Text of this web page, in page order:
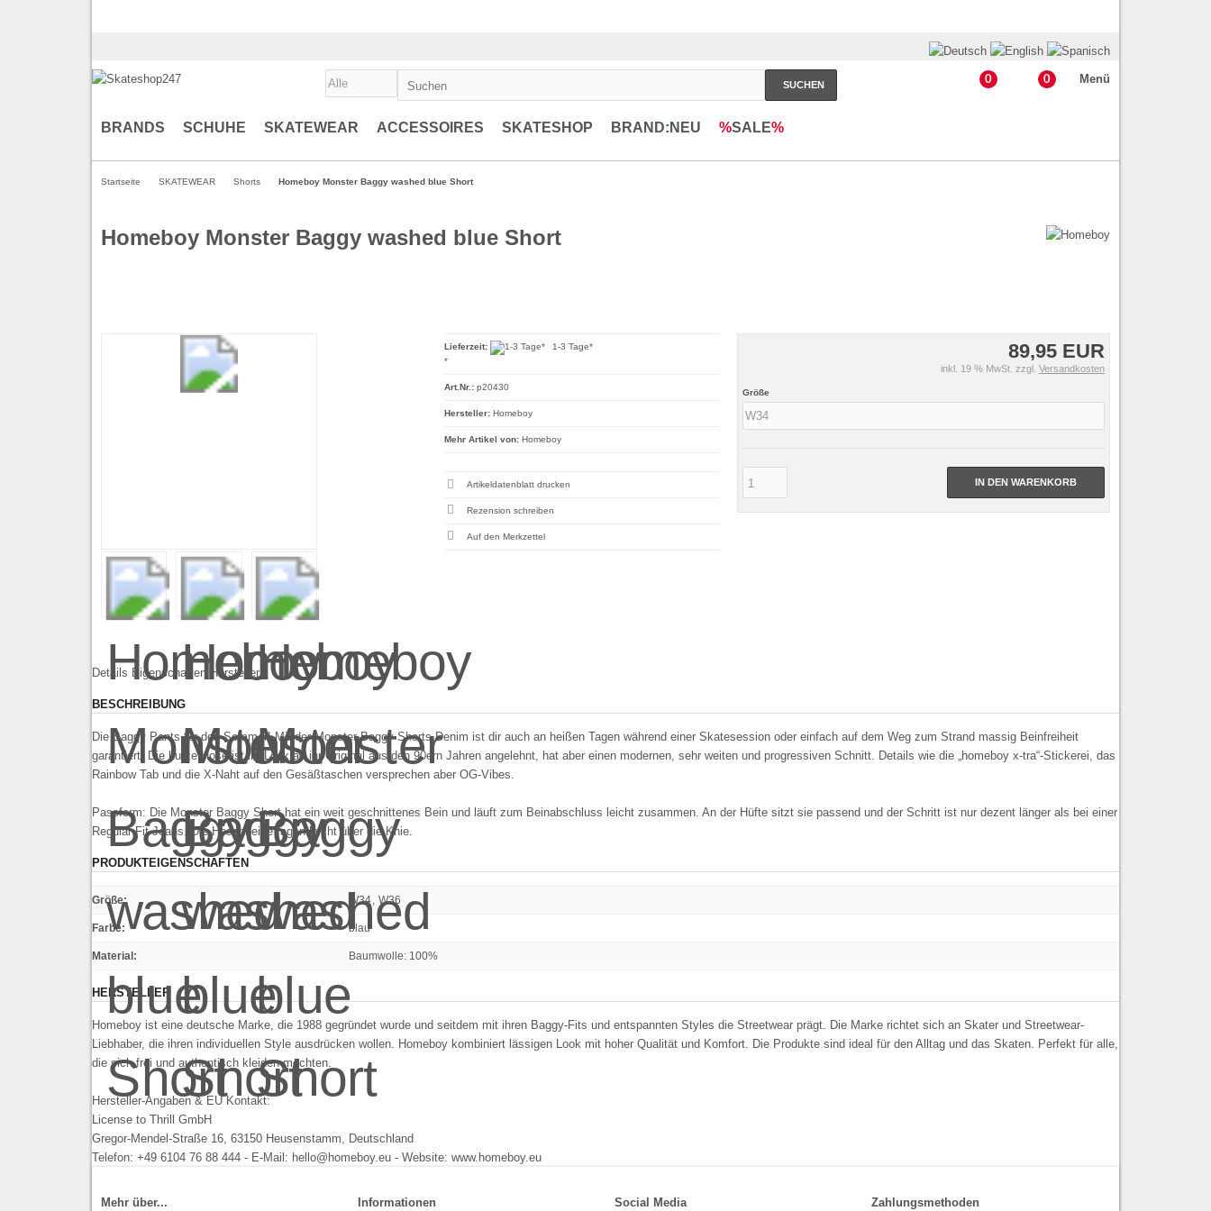
SUCHEN Menü
0 0
BRANDS SCHUHE SKATEWEAR ACCESSOIRES SKATESHOP BRAND: NEU %SALE%
Startseite SKATEWEAR Shorts Homeboy Monster Baggy washed blue Short
Homeboy Monster Baggy washed blue Short
89,95 EUR
inkl. 19 % MwSt. zzgl. Versandkosten
Größe
IN DEN WARENKORB
Lieferzeit:
1-3 Tage*
*
Art.Nr.: p20430
Hersteller: Homeboy
Mehr Artikel von: Homeboy
Artikeldatenblatt drucken
Rezension schreiben
Details Eigenschaften Hersteller
BESCHREIBUNG
Die Baggy Pants für den Sommer! Mit der Monster Baggy Shorts Denim ist dir auch an heißen Tagen während einer Skatesession oder einfach auf dem Weg zum Strand massig Beinfreiheit
garantiert. Die kurze Hose ist im Look an ihr Original aus den 90ern Jahren angelehnt, hat aber einen modernen, sehr weiten und progressiven Schnitt. Details wie die „homeboy x-tra“-Stickerei, das
Rainbow Tab und die X-Naht auf den Gesäßtaschen versprechen aber OG-Vibes.
Passform: Die Monster Baggy Short hat ein weit geschnittenes Bein und läuft zum Beinabschluss leicht zusammen. An der Hüfte sitzt sie passend und der Schritt ist nur dezent länger als bei einer
Regular-Fit Jeans. Die Hosenbeine ragen leicht über die Knie.
PRODUKTEIGENSCHAFTEN
Größe: W34, W36
Farbe: blau
Material : Baumwolle: 100%
HERSTELLER
Homeboy ist eine deutsche Marke, die 1988 gegründet wurde und seitdem mit ihren Baggy-Fits und entspannten Styles die Streetwear prägt. Die Marke richtet sich an Skater und Streetwear-
Liebhaber, die ihren individuellen Style ausdrücken wollen. Homeboy kombiniert lässigen Look mit hoher Qualität und Komfort. Die Produkte sind ideal für den Alltag und das Skaten. Perfekt für alle,
die sich frei und authentisch kleiden möchten.
Hersteller-Angaben & EU Kontakt:
License to Thrill GmbH
Gregor-Mendel-Straße 16, 63150 Heusenstamm, Deutschland
Telefon: +49 6104 76 88 444 - E-Mail: hello@homeboy.eu - Website: www.homeboy.eu
Mehr über... Informationen Social Media Zahlungsmethoden